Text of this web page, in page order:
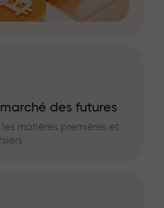
des futures
les matières premières et